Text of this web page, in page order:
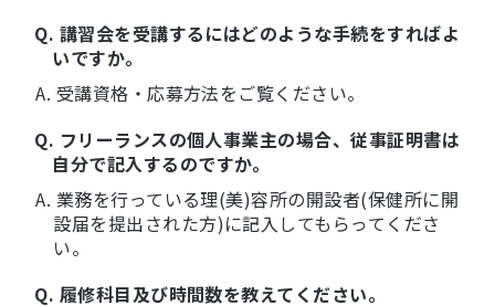
Q. 講習会を受講するにはどのような手続をすればよ
いですか。
A. 受講資格・応募方法をご覧ください。
Q. フリーランスの個人事業主の場合、従事証明書は
自分で記入するのですか。
A. 業務を行っている理(美)容所の開設者(保健所に開
設届を提出された方)に記入してもらってくださ
い。
Q. 履修科目及び時間数を教えてください。